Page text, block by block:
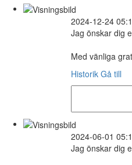
2024-12-24
Jag önskar dig
Med vänliga
Historik Gå till
2024-06-01
Jag önskar dig